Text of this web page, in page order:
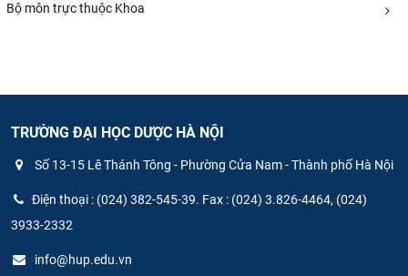
Bộ môn trực thuộc Khoa
TRƯỜNG ĐẠI HỌC DƯỢC HÀ NỘI
Số 13-15 Lê Thánh Tông - Phường Cửa Nam - Thành phố Hà Nội
Điện thoại : (024) 382-545-39. Fax : (024) 3.826-4464, (024)
3933-2332
info@hup.edu.vn